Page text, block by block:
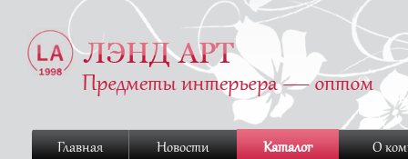
Главная Новости Каталог О